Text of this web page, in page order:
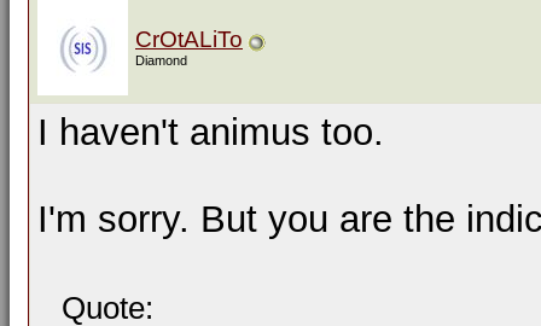
CrOtALiTo
Diamond
I haven't animus too.
I'm sorry. But you are the
Quote: